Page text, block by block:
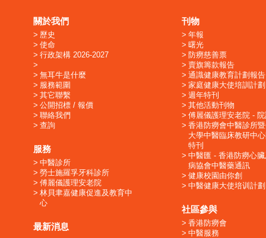
關於我們
歷史
使命
行政架構 2026-2027
無耳牛是什麼
服務範圍
其它聯繫
公開招標 / 報價
聯絡我們
查詢
服務
中醫診所
勞士施羅孚牙科診所
傅麗儀護理安老院
林貝聿嘉健康促進及教育中
心
最新消息
刊物
年報
曙光
防癆慈善票
賣旗籌款報告
通識健康教育計劃報告
家庭健康大使培訓計劃
週年特刊
其他活動刊物
傅麗儀護理安老院 -
香港防癆會中醫診所
大學中醫臨床教研中
特刊
中醫匯 - 香港防癆心
病協會中醫藥通訊
健康校園由你創
中醫健康大使培训計劃
社區參與
香港防癆會
中醫服務